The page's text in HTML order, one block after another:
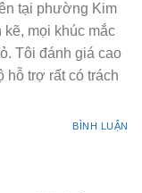
tại phường Kim
kẽ, mọi khúc mắc
Tôi đánh giá cao
hỗ trợ rất có trách
BÌNH LUẬN